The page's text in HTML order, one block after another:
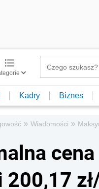
Kadry Biznes
» Wiadomości »